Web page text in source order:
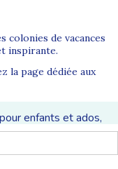
de vacances
inspirante.
la page dédiée aux
enfants et ados,
de nouvelles